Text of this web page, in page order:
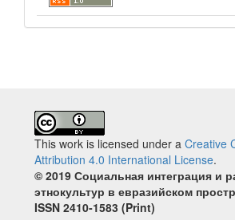
This work is licensed under a Creative
Attribution 4.0 International License.
© 2019 Социальная интеграция и
этнокультур в евразийском
ISSN 2410‐1583 (Print)